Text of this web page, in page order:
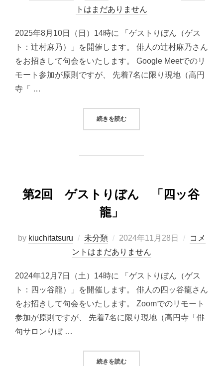
稿
トはまだありません
2025年8月10日（日）14時に 「ゲストりぼん（ゲス
ト：辻村麻乃）」を開催します。 俳人の辻村麻乃さん
をお招きして句会をいたします。 Google Meetでのリ
モート参加が原則ですが、 先着7名に限り現地（高円
寺「 …
続きを読む“第4回 ゲストりぼん 「辻村麻乃
第2回 ゲストりぼん 「四ッ谷
龍」
by kiuchitatsuru 未分類
投
稿
2024年11月28日
コメ
ントはまだありません
2024年12月7日（土）14時に 「ゲストりぼん（ゲス
ト：四ッ谷龍）」を開催します。 俳人の四ッ谷龍さん
をお招きして句会をいたします。 Zoomでのリモート
参加が原則ですが、 先着7名に限り現地（高円寺「俳
句サロンりぼ …
続きを読む“第2回 ゲストりぼん 「四ッ谷龍